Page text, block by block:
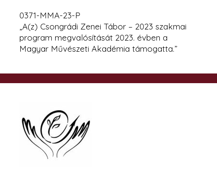
0371-MMA-23-P
„A(z) Csongrádi Zenei Tábor – 2023 szakmai
program megvalósítását 2023. évben a
Magyar Művészeti Akadémia támogatta.”